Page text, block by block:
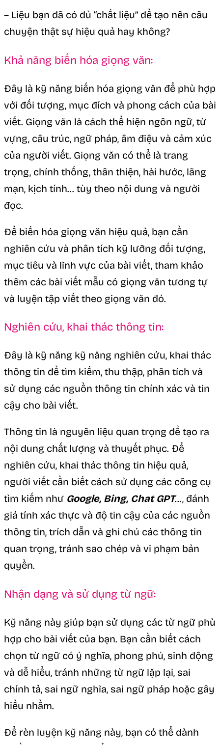
– Liệu bạn đã có đủ “chất liệu” để tạo nên câu
chuyện thật sự hiệu quả hay không?
Khả năng biến hóa giọng văn:
Đây là kỹ năng biến hóa giọng văn để phù hợp
với đối tượng, mục đích và phong cách của bài
viết. Giọng văn là cách thể hiện ngôn ngữ, từ
vựng, câu trúc, ngữ pháp, âm điệu và cảm xúc
của người viết. Giọng văn có thể là trang
trọng, chính thống, thân thiện, hài hước, lãng
mạn, kịch tính… tùy theo nội dung và người
đọc.
Để biến hóa giọng văn hiệu quả, bạn cần
nghiên cứu và phân tích kỹ lưỡng đối tượng,
mục tiêu và lĩnh vực của bài viết, tham khảo
thêm các bài viết mẫu có giọng văn tương tự
và luyện tập viết theo giọng văn đó.
Nghiên cứu, khai thác thông tin:
Đây là kỹ năng kỹ năng nghiên cứu, khai thác
thông tin để tìm kiếm, thu thập, phân tích và
sử dụng các nguồn thông tin chính xác và tin
cậy cho bài viết.
Thông tin là nguyên liệu quan trọng để tạo ra
nội dung chất lượng và thuyết phục. Để
nghiên cứu, khai thác thông tin hiệu quả,
người viết cần biết cách sử dụng các công cụ
tìm kiếm như Google, Bing, Chat GPT…, đánh
giá tính xác thực và độ tin cậy của các nguồn
thông tin, trích dẫn và ghi chú các thông tin
quan trọng, tránh sao chép và vi phạm bản
quyền.
Nhận dạng và sử dụng từ ngữ:
Kỹ năng này giúp bạn sử dụng các từ ngữ phù
hợp cho bài viết của bạn. Bạn cần biết cách
chọn từ ngữ có ý nghĩa, phong phú, sinh động
và dễ hiểu, tránh những từ ngữ lặp lại, sai
chính tả, sai ngữ nghĩa, sai ngữ pháp hoặc gây
hiểu nhầm.
Để rèn luyện kỹ năng này, bạn có thể dành